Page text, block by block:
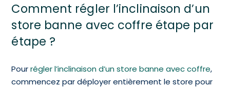
Comment régler l’inclinaison d’un
store banne avec coffre étape par
étape ?
Pourrégler l’inclinaison d’un store banne avec coffre,
commencez par déployer entièrement le store pour